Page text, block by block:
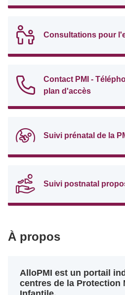
Consultations pour
Contact PMI -
plan d'accès
Suivi prénatal de la
Suivi postnatal
À propos
AlloPMI est un portail
centres de la Protection